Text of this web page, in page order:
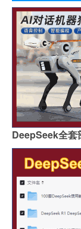
DeepSeek全套